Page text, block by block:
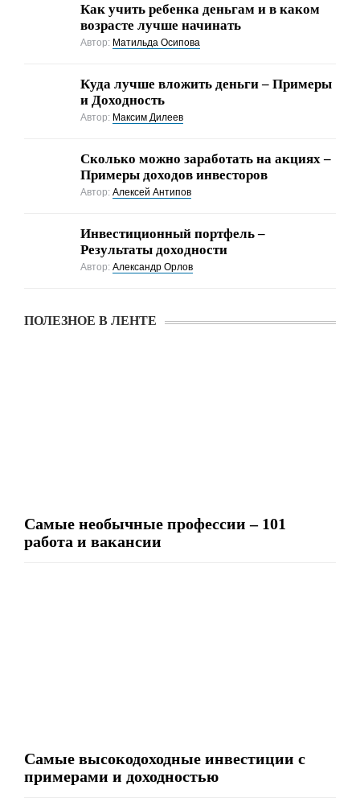
Как учить ребенка деньгам и в каком
возрасте лучше начинать
Автор: Матильда Осипова
Куда лучше вложить деньги – Примеры
и Доходность
Автор: Максим Дилеев
Cколько можно заработать на акциях –
Примеры доходов инвесторов
Автор:Алексей Антипов
Инвестиционный портфель –
Результаты доходности
Автор:Александр Орлов
ПОЛЕЗНОЕ В ЛЕНТЕ
Самые необычные профессии – 101
работа и вакансии
Самые высокодоходные инвестиции с
примерами и доходностью